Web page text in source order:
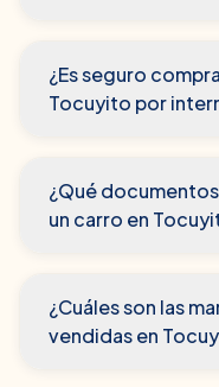
¿Es seguro
Tocuyito por
¿Qué
un carro en
¿Cuáles son las
vendidas en